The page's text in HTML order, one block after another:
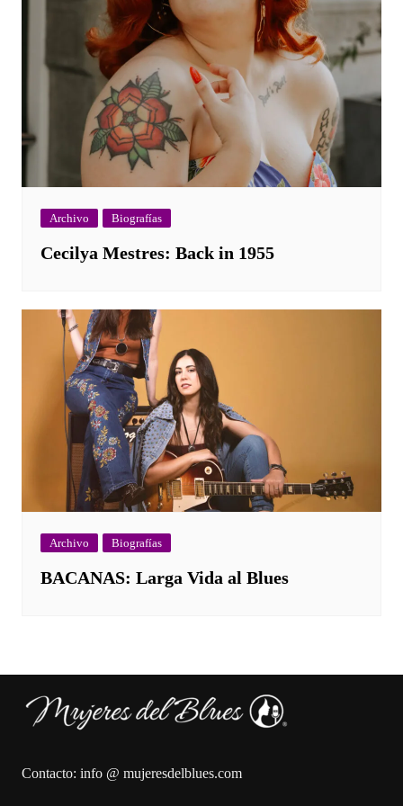
Archivo Biografías
Cecilya Mestres: Back in 1955
Archivo Biografías
BACANAS: Larga Vida al Blues
Contacto: info @ mujeresdelblues.com